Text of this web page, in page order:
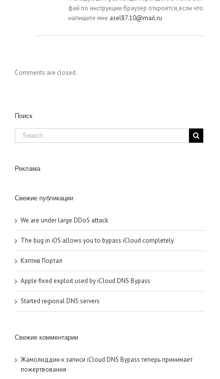
фай по инструкции браузер откроется,если что
напишите мне asel87.10@mail.ru
Comments are closed.
Поиск
Реклама
Свежие публикации
We are under large DDoS attack
The bug in iOS allows you to bypass iCloud completely
Кэптив Портал
Apple fixed exploit used by iCloud DNS Bypass
Started regional DNS servers
Свежие комментарии
Жамолиддин к записи iCloud DNS Bypass теперь принимает
пожертвования